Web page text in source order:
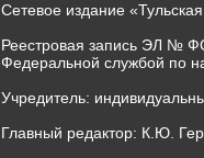
Сетевое издание
Реестровая запись ЭЛ №
Федеральной службой по
Учредитель:
Главный редактор: К.Ю.